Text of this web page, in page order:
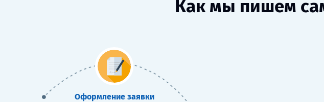
Как мы пишем
Оформление заявки